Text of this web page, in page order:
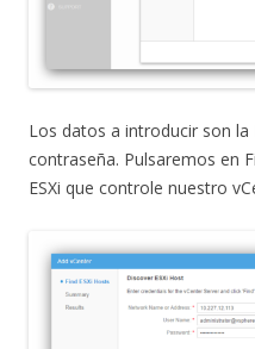
Los datos a introducir son
contraseña. Pulsaremos en
ESXi que controle nuestro